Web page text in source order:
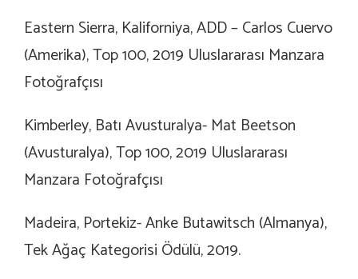
Eastern Sierra, Kaliforniya, ADD – Carlos Cuervo
(Amerika), Top 100, 2019 Uluslararası Manzara
Fotoğrafçısı
Kimberley, Batı Avusturalya- Mat Beetson
(Avusturalya), Top 100, 2019 Uluslararası
Manzara Fotoğrafçısı
Madeira, Portekiz- Anke Butawitsch (Almanya),
Tek Ağaç Kategorisi Ödülü, 2019.